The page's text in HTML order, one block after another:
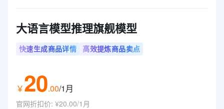
大语言模型推理旗舰模型
快速生成商品详情 高效提炼商品卖点
￥20.00/1月
官网折扣价: ¥20.00/1月